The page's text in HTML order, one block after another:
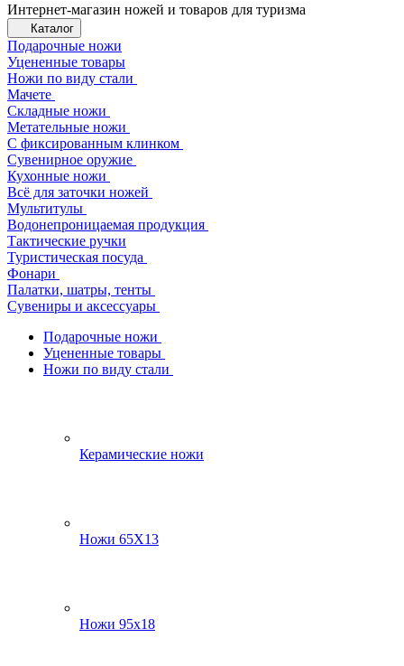
Интернет-магазин ножей и товаров для туризма
Каталог
Подарочные ножи
Уцененные товары
Ножи по виду стали
Мачете
Складные ножи
Метательные ножи
С фиксированным клинком
Сувенирное оружие
Кухонные ножи
Всё для заточки ножей
Мультитулы
Водонепроницаемая продукция
Тактические ручки
Туристическая посуда
Фонари
Палатки, шатры, тенты
Сувениры и аксессуары
Подарочные ножи
Уцененные товары
Ножи по виду стали
Керамические ножи
Ножи 65Х13
Ножи 95х18